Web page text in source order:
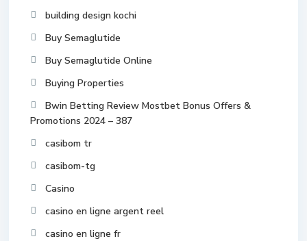
building design kochi
Buy Semaglutide
Buy Semaglutide Online
Buying Properties
Bwin Betting Review Mostbet Bonus Offers &
Promotions 2024 – 387
casibom tr
casibom-tg
Casino
casino en ligne argent reel
casino en ligne fr